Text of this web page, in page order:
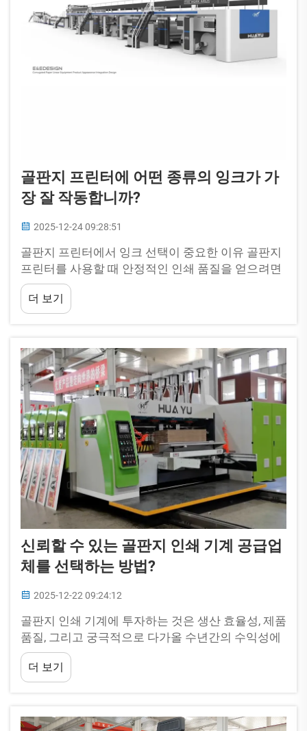
골판지 프린터에 어떤 종류의 잉크가 가
장 잘 작동합니까?
2025-12-24 09:28:51
골판지 프린터에서 잉크 선택이 중요한 이유 골판지
프린터를 사용할 때 안정적인 인쇄 품질을 얻으려면
올바른 잉크를 선택하는 것이 필수적입니다. 골판지
는 거친 표면과 높은 흡수율, 그리고 서로 다른 특성
을 가지고 있기 때문입니다.
더 보기
신뢰할 수 있는 골판지 인쇄 기계 공급업
체를 선택하는 방법?
2025-12-22 09:24:12
골판지 인쇄 기계에 투자하는 것은 생산 효율성, 제품
품질, 그리고 궁극적으로 다가올 수년간의 수익성에
영향을 미치는 중요한 전략적 결정입니다. 따라서 골
판지 인쇄 기계 공급업체를 올바르게 선정하는 것이
매우 중요합니다.
더 보기